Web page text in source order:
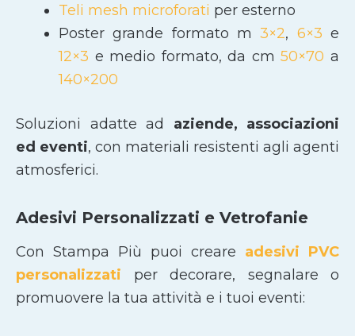
Teli mesh microforati per esterno
Poster grande formato m3×2, 6×3 e
12×3 e medio formato, da cm50×70 a
140×200
Soluzioni adatte ad aziende, associazioni
ed eventi, con materiali resistenti agli agenti
atmosferici.
Adesivi Personalizzati e Vetrofanie
Con Stampa Più puoi creare adesivi PVC
personalizzati per decorare, segnalare o
promuovere la tua attività e i tuoi eventi: